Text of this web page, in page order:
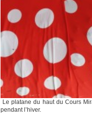
Le platane du haut du Cours
pendant l’hiver.